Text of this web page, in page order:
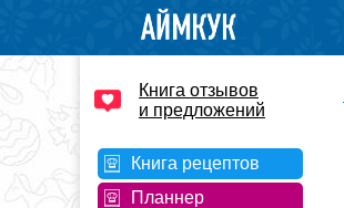
Книга отзывов
и предложений
Книга рецептов
Планнер